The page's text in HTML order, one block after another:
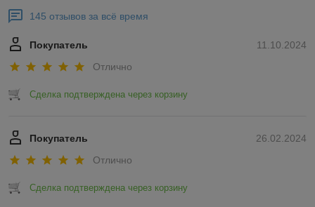
145 отзывов за всё время
11.10.2024
Покупатель
Отлично
Сделка подтверждена через корзину
26.02.2024
Покупатель
Отлично
Сделка подтверждена через корзину